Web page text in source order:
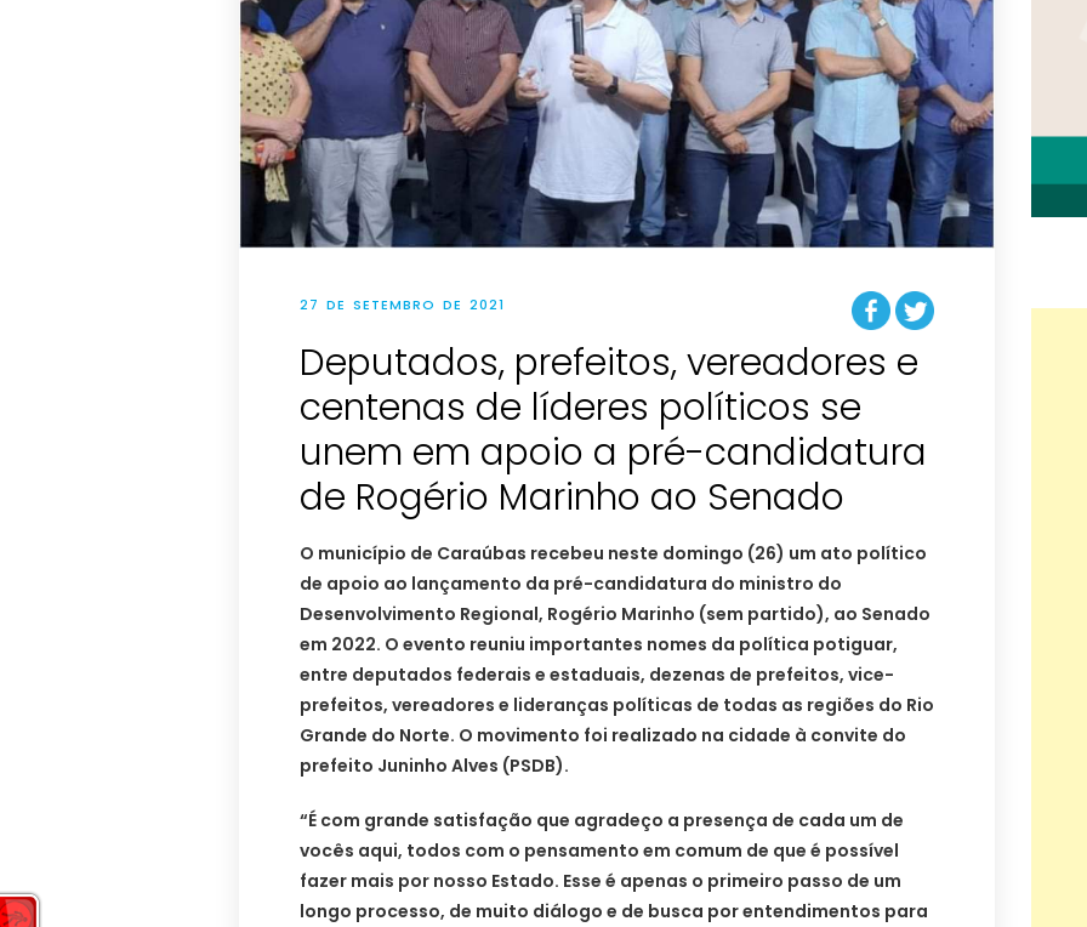
27 DE SETEMBRO DE 2021
Deputados, prefeitos, vereadores e
centenas de líderes políticos se
unem em apoio a pré-candidatura
de Rogério Marinho ao Senado
O município de Caraúbas recebeu neste domingo (26) um ato político
de apoio ao lançamento da pré-candidatura do ministro do
Desenvolvimento Regional, Rogério Marinho (sem partido), ao Senado
em 2022. O evento reuniu importantes nomes da política potiguar,
entre deputados federais e estaduais, dezenas de prefeitos, vice-
prefeitos, vereadores e lideranças políticas de todas as regiões do Rio
Grande do Norte. O movimento foi realizado na cidade à convite do
prefeito Juninho Alves (PSDB).
“É com grande satisfação que agradeço a presença de cada um de
vocês aqui, todos com o pensamento em comum de que é possível
fazer mais por nosso Estado. Esse é apenas o primeiro passo de um
longo processo, de muito diálogo e de busca por entendimentos para